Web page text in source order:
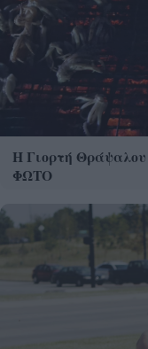
Η Γιορτή Θράψαλου
ΦΩΤΟ